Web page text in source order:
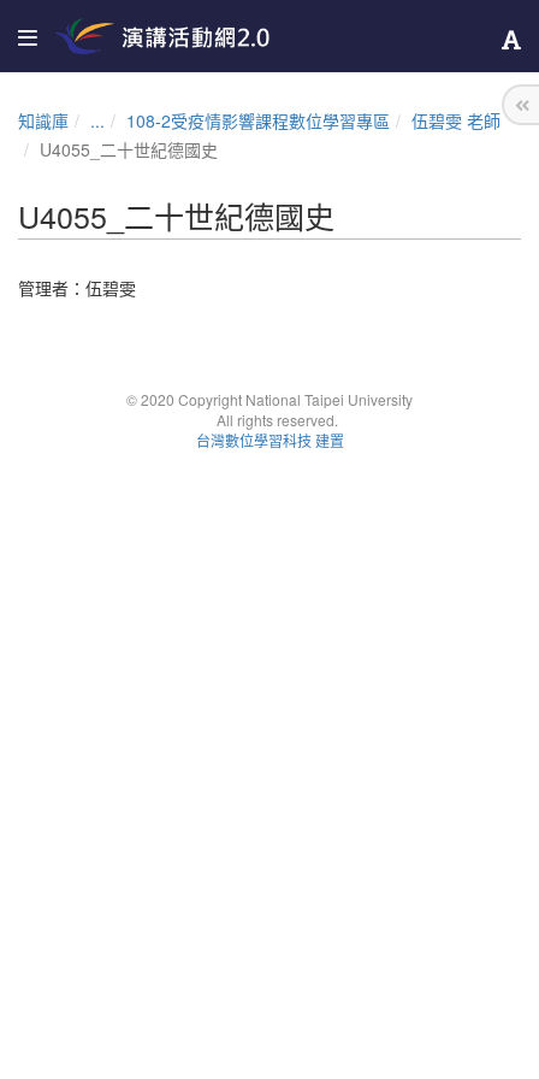
知識庫 ... 108-2受疫情影響課程數位學習專區
伍碧雯 老師
U4055_二十世紀德國史
U4055_二十世紀德國史
管理者： 伍碧雯
© 2020 Copyright National Taipei University
All rights reserved.
台灣數位學習科技 建置